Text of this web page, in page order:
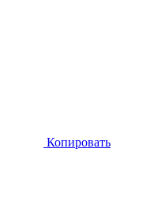
Копировать